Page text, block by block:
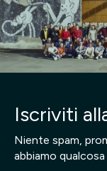
Iscriviti
Niente spam,
abbiamo